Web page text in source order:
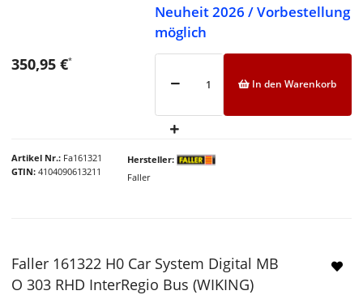
Neuheit 2026 / Vorbestellung
möglich
Artikel Nr. Fa161321
GTIN 4104090613211
Hersteller
Faller
350,95 €*
In den Warenkorb
Faller 161322 H0 Car System Digital MB
O 303 RHD InterRegio Bus (WIKING)